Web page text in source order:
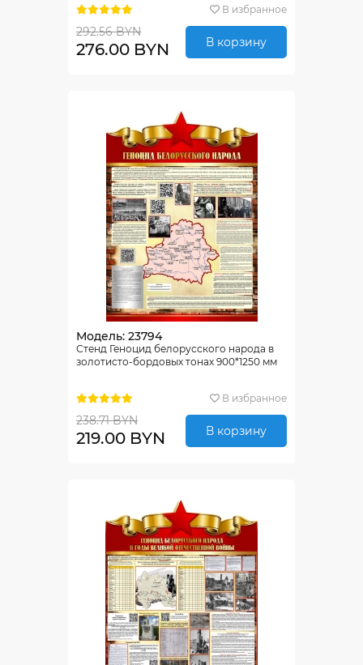
В избранное
292.56 BYN
276.00 BYN В корзину
Модель: 23794
Стенд Геноцид белорусского народа в
золотисто-бордовых тонах 900*1250 мм
В избранное
238.71 BYN
219.00 BYN В корзину